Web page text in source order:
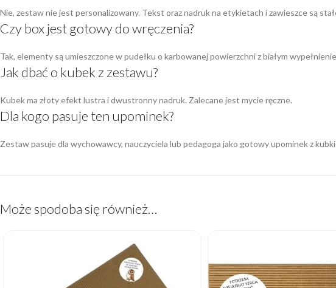
Nie, zestaw nie jest personalizowany. Tekst oraz nadruk na etykietach i zawieszce są
Czy box jest gotowy do wręczenia?
Tak, elementy są umieszczone w pudełku o karbowanej powierzchni z białym
Jak dbać o kubek z zestawu?
Kubek ma złoty efekt lustra i dwustronny nadruk. Zalecane jest mycie ręczne.
Dla kogo pasuje ten upominek?
Zestaw pasuje dla wychowawcy, nauczyciela lub pedagoga jako gotowy upominek z
Może spodoba się również…